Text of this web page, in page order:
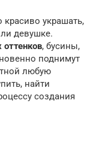
красиво украшать,
девушке.
, бусины,
поднимут
любую
найти
создания